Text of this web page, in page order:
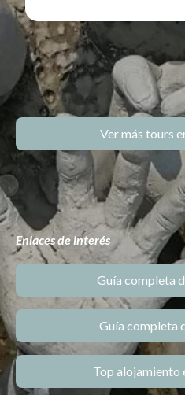
Ver más tours
Enlaces de interés
Guía completa
Guía completa
Top alojamiento